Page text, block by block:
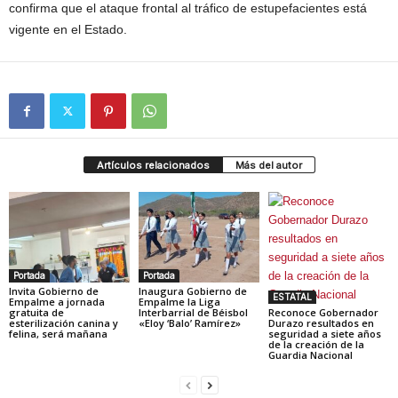
confirma que el ataque frontal al tráfico de estupefacientes está
vigente en el Estado.
Artículos relacionados Más del autor
Portada
Invita Gobierno de
Empalme a jornada
gratuita de
esterilización canina y
felina, será mañana
Portada
Inaugura Gobierno de
Empalme la Liga
Interbarrial de Béisbol
«Eloy ‘Balo’ Ramírez»
ESTATAL
Reconoce Gobernador
Durazo resultados en
seguridad a siete años
de la creación de la
Guardia Nacional